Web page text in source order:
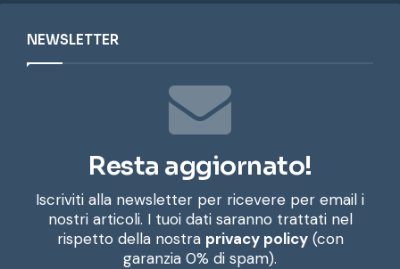
NEWSLETTER
Resta aggiornato!
Iscriviti alla newsletter per ricevere per email i
nostri articoli. I tuoi dati saranno trattati nel
rispetto della nostra privacy policy(con
garanzia 0% di spam).